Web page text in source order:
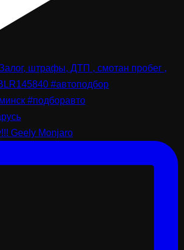
Geely Monjaro